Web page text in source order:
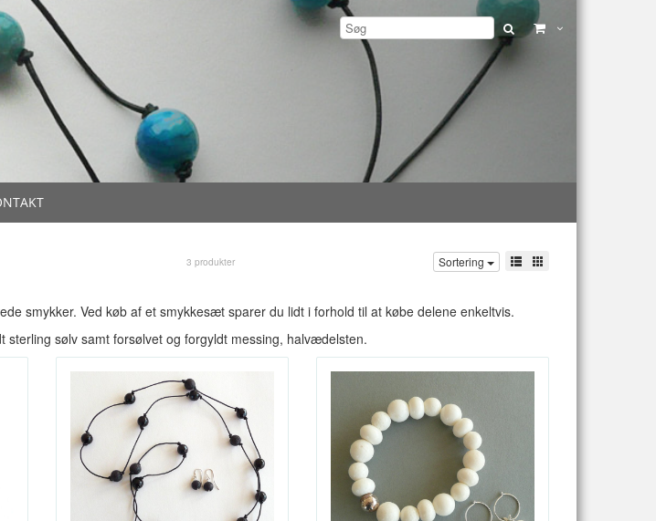
3 produkter Sortering
smykker. Ved køb af et smykkesæt sparer du lidt i forhold til at købe delene enkeltvis.
sterling sølv samt forsølvet og forgyldt messing, halvædelsten.